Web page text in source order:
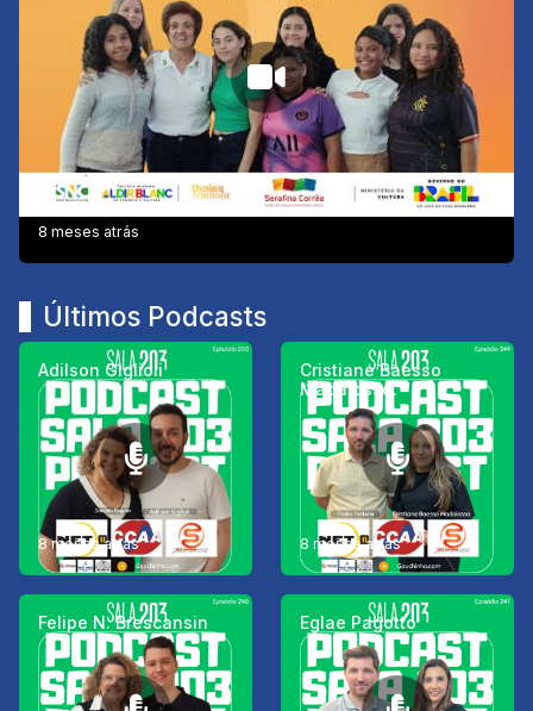
8 meses atrás
Últimos Podcasts
Adilson Giglioli
8 meses atrás
Cristiane Baesso
Madalosso.
8 meses atrás
Felipe N. Brescansin Eglae Pagotto